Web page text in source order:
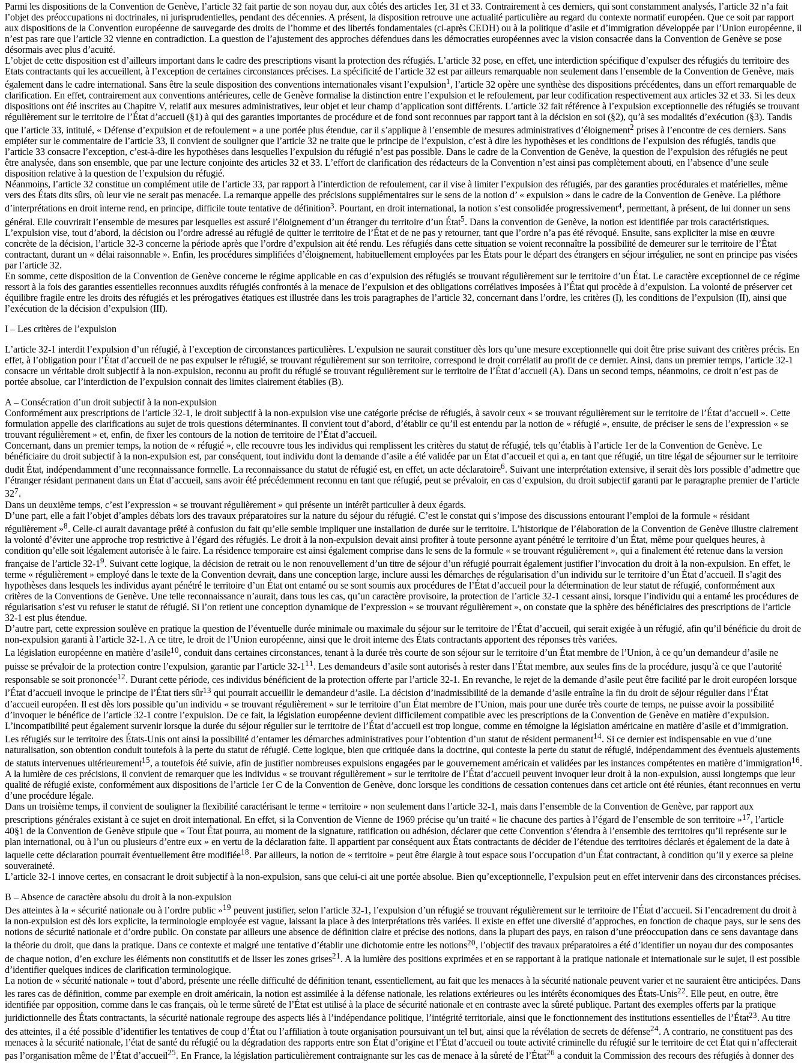
Parmi les dispositions de la Convention de Genève, l’article 32 fait partie de son noyau dur, aux côtés des articles 1er, 31 et 33. Contrairement à ces derniers, qui sont constamment analysés, l’article 32 n’a fait
l’objet des préoccupations ni doctrinales, ni jurisprudentielles, pendant des décennies. A présent, la disposition retrouve une actualité particulière au regard du contexte normatif européen. Que ce soit par rapport
aux dispositions de la Convention européenne de sauvegarde des droits de l’homme et des libertés fondamentales (ci-après CEDH) ou à la politique d’asile et d’immigration développée par l’Union européenne, il
n’est pas rare que l’article 32 vienne en contradiction. La question de l’ajustement des approches défendues dans les démocraties européennes avec la vision consacrée dans la Convention de Genève se pose
désormais avec plus d’acuité.
L’objet de cette disposition est d’ailleurs important dans le cadre des prescriptions visant la protection des réfugiés. L’article 32 pose, en effet, une interdiction spécifique d’expulser des réfugiés du territoire des
Etats contractants qui les accueillent, à l’exception de certaines circonstances précises. La spécificité de l’article 32 est par ailleurs remarquable non seulement dans l’ensemble de la Convention de Genève, mais
également dans le cadre international. Sans être la seule disposition des conventions internationales visant l’expulsion1 , l’article 32 opère une synthèse des dispositions précédentes, dans un effort remarquable de
clarification. En effet, contrairement aux conventions antérieures, celle de Genève formalise la distinction entre l’expulsion et le refoulement, par leur codification respectivement aux articles 32 et 33. Si les deux
dispositions ont été inscrites au Chapitre V, relatif aux mesures administratives, leur objet et leur champ d’application sont différents. L’article 32 fait référence à l’expulsion exceptionnelle des réfugiés se trouvant
régulièrement sur le territoire de l’État d’accueil (§1) à qui des garanties importantes de procédure et de fond sont reconnues par rapport tant à la décision en soi (§2), qu’à ses modalités d’exécution (§3). Tandis
que l’article 33, intitulé, « Défense d’expulsion et de refoulement » a une portée plus étendue, car il s’applique à l’ensemble de mesures administratives d’éloignement2 prises à l’encontre de ces derniers. Sans
empiéter sur le commentaire de l’article 33, il convient de souligner que l’article 32 ne traite que le principe de l’expulsion, c’est à dire les hypothèses et les conditions de l’expulsion des réfugiés, tandis que
l’article 33 consacre l’exception, c’est-à-dire les hypothèses dans lesquelles l’expulsion du réfugié n’est pas possible. Dans le cadre de la Convention de Genève, la question de l’expulsion des réfugiés ne peut
être analysée, dans son ensemble, que par une lecture conjointe des articles 32 et 33. L’effort de clarification des rédacteurs de la Convention n’est ainsi pas complètement abouti, en l’absence d’une seule
disposition relative à la question de l’expulsion du réfugié.
Néanmoins, l’article 32 constitue un complément utile de l’article 33, par rapport à l’interdiction de refoulement, car il vise à limiter l’expulsion des réfugiés, par des garanties procédurales et matérielles, même
vers des États dits sûrs, où leur vie ne serait pas menacée. La remarque appelle des précisions supplémentaires sur le sens de la notion d’ « expulsion » dans le cadre de la Convention de Genève. La pléthore
d’interprétations en droit interne rend, en principe, difficile toute tentative de définition3. Pourtant, en droit international, la notion s’est consolidée progressivement4, permettant, à présent, de lui donner un sens
général. Elle couvrirait l’ensemble de mesures par lesquelles est assuré l’éloignement d’un étranger du territoire d’un État5. Dans la convention de Genève, la notion est identifiée par trois caractéristiques.
L’expulsion vise, tout d’abord, la décision ou l’ordre adressé au réfugié de quitter le territoire de l’État et de ne pas y retourner, tant que l’ordre n’a pas été révoqué. Ensuite, sans expliciter la mise en œuvre
concrète de la décision, l’article 32-3 concerne la période après que l’ordre d’expulsion ait été rendu. Les réfugiés dans cette situation se voient reconnaître la possibilité de demeurer sur le territoire de l’État
contractant, durant un « délai raisonnable ». Enfin, les procédures simplifiées d’éloignement, habituellement employées par les États pour le départ des étrangers en séjour irrégulier, ne sont en principe pas visées
par l’article 32.
En somme, cette disposition de la Convention de Genève concerne le régime applicable en cas d’expulsion des réfugiés se trouvant régulièrement sur le territoire d’un État. Le caractère exceptionnel de ce régime
ressort à la fois des garanties essentielles reconnues auxdits réfugiés confrontés à la menace de l’expulsion et des obligations corrélatives imposées à l’État qui procède à d’expulsion. La volonté de préserver cet
équilibre fragile entre les droits des réfugiés et les prérogatives étatiques est illustrée dans les trois paragraphes de l’article 32, concernant dans l’ordre, les critères (I), les conditions de l’expulsion (II), ainsi que
l’exécution de la décision d’expulsion (III).
I – Les critères de l’expulsion
L’article 32-1 interdit l’expulsion d’un réfugié, à l’exception de circonstances particulières. L’expulsion ne saurait constituer dès lors qu’une mesure exceptionnelle qui doit être prise suivant des critères précis. En
effet, à l’obligation pour l’État d’accueil de ne pas expulser le réfugié, se trouvant régulièrement sur son territoire, correspond le droit corrélatif au profit de ce dernier. Ainsi, dans un premier temps, l’article 32-1
consacre un véritable droit subjectif à la non-expulsion, reconnu au profit du réfugié se trouvant régulièrement sur le territoire de l’État d’accueil (A). Dans un second temps, néanmoins, ce droit n’est pas de
portée absolue, car l’interdiction de l’expulsion connait des limites clairement établies (B).
A – Consécration d’un droit subjectif à la non-expulsion
Conformément aux prescriptions de l’article 32-1, le droit subjectif à la non-expulsion vise une catégorie précise de réfugiés, à savoir ceux « se trouvant régulièrement sur le territoire de l’État d’accueil ». Cette
formulation appelle des clarifications au sujet de trois questions déterminantes. Il convient tout d’abord, d’établir ce qu’il est entendu par la notion de « réfugié », ensuite, de préciser le sens de l’expression « se
trouvant régulièrement » et, enfin, de fixer les contours de la notion de territoire de l’État d’accueil.
Concernant, dans un premier temps, la notion de « réfugié », elle recouvre tous les individus qui remplissent les critères du statut de réfugié, tels qu’établis à l’article 1er de la Convention de Genève. Le
bénéficiaire du droit subjectif à la non-expulsion est, par conséquent, tout individu dont la demande d’asile a été validée par un État d’accueil et qui a, en tant que réfugié, un titre légal de séjourner sur le territoire
dudit État, indépendamment d’une reconnaissance formelle. La reconnaissance du statut de réfugié est, en effet, un acte déclaratoire6. Suivant une interprétation extensive, il serait dès lors possible d’admettre que
l’étranger résidant permanent dans un État d’accueil, sans avoir été précédemment reconnu en tant que réfugié, peut se prévaloir, en cas d’expulsion, du droit subjectif garanti par le paragraphe premier de l’article
327.
Dans un deuxième temps, c’est l’expression « se trouvant régulièrement » qui présente un intérêt particulier à deux égards.
D’une part, elle a fait l’objet d’amples débats lors des travaux préparatoires sur la nature du séjour du réfugié. C’est le constat qui s’impose des discussions entourant l’emploi de la formule « résidant
régulièrement »8. Celle-ci aurait davantage prêté à confusion du fait qu’elle semble impliquer une installation de durée sur le territoire. L’historique de l’élaboration de la Convention de Genève illustre clairement
la volonté d’éviter une approche trop restrictive à l’égard des réfugiés. Le droit à la non-expulsion devait ainsi profiter à toute personne ayant pénétré le territoire d’un État, même pour quelques heures, à
condition qu’elle soit légalement autorisée à le faire. La résidence temporaire est ainsi également comprise dans le sens de la formule « se trouvant régulièrement », qui a finalement été retenue dans la version
française de l’article 32-1 9. Suivant cette logique, la décision de retrait ou le non renouvellement d’un titre de séjour d’un réfugié pourrait également justifier l’invocation du droit à la non-expulsion. En effet, le
terme « régulièrement » employé dans le texte de la Convention devrait, dans une conception large, inclure aussi les démarches de régularisation d’un individu sur le territoire d’un État d’accueil. Il s’agit des
hypothèses dans lesquels les individus ayant pénétré le territoire d’un État ont entamé ou se sont soumis aux procédures de l’État d’accueil pour la détermination de leur statut de réfugié, conformément aux
critères de la Conventions de Genève. Une telle reconnaissance n’aurait, dans tous les cas, qu’un caractère provisoire, la protection de l’article 32-1 cessant ainsi, lorsque l’individu qui a entamé les procédures de
régularisation s’est vu refuser le statut de réfugié. Si l’on retient une conception dynamique de l’expression « se trouvant régulièrement », on constate que la sphère des bénéficiaires des prescriptions de l’article
32-1 est plus étendue.
D’autre part, cette expression soulève en pratique la question de l’éventuelle durée minimale ou maximale du séjour sur le territoire de l’État d’accueil, qui serait exigée à un réfugié, afin qu’il bénéficie du droit de
non-expulsion garanti à l’article 32-1. A ce titre, le droit de l’Union européenne, ainsi que le droit interne des États contractants apportent des réponses très variées.
La législation européenne en matière d’asile10, conduit dans certaines circonstances, tenant à la durée très courte de son séjour sur le territoire d’un État membre de l’Union, à ce qu’un demandeur d’asile ne
puisse se prévaloir de la protection contre l’expulsion, garantie par l’article 32-1 11 . Les demandeurs d’asile sont autorisés à rester dans l’État membre, aux seules fins de la procédure, jusqu’à ce que l’autorité
responsable se soit prononcée12. Durant cette période, ces individus bénéficient de la protection offerte par l’article 32-1. En revanche, le rejet de la demande d’asile peut être facilité par le droit européen lorsque
l’État d’accueil invoque le principe de l’État tiers sûr13 qui pourrait accueillir le demandeur d’asile. La décision d’inadmissibilité de la demande d’asile entraîne la fin du droit de séjour régulier dans l’État
d’accueil européen. Il est dès lors possible qu’un individu « se trouvant régulièrement » sur le territoire d’un État membre de l’Union, mais pour une durée très courte de temps, ne puisse avoir la possibilité
d’invoquer le bénéfice de l’article 32-1 contre l’expulsion. De ce fait, la législation européenne devient difficilement compatible avec les prescriptions de la Convention de Genève en matière d’expulsion.
L’incompatibilité peut également survenir lorsque la durée du séjour régulier sur le territoire de l’État d’accueil est trop longue, comme en témoigne la législation américaine en matière d’asile et d’immigration.
Les réfugiés sur le territoire des États-Unis ont ainsi la possibilité d’entamer les démarches administratives pour l’obtention d’un statut de résident permanent14. Si ce dernier est indispensable en vue d’une
naturalisation, son obtention conduit toutefois à la perte du statut de réfugié. Cette logique, bien que critiquée dans la doctrine, qui conteste la perte du statut de réfugié, indépendamment des éventuels ajustements
de statuts intervenues ultérieurement15, a toutefois été suivie, afin de justifier nombreuses expulsions engagées par le gouvernement américain et validées par les instances compétentes en matière d’immigration16.
A la lumière de ces précisions, il convient de remarquer que les individus « se trouvant régulièrement » sur le territoire de l’État d’accueil peuvent invoquer leur droit à la non-expulsion, aussi longtemps que leur
qualité de réfugié existe, conformément aux dispositions de l’article 1er C de la Convention de Genève, donc lorsque les conditions de cessation contenues dans cet article ont été réunies, étant reconnues en vertu
d’une procédure légale.
Dans un troisième temps, il convient de souligner la flexibilité caractérisant le terme « territoire » non seulement dans l’article 32-1, mais dans l’ensemble de la Convention de Genève, par rapport aux
prescriptions générales existant à ce sujet en droit international. En effet, si la Convention de Vienne de 1969 précise qu’un traité « lie chacune des parties à l’égard de l’ensemble de son territoire »17, l’article
40§1 de la Convention de Genève stipule que « Tout État pourra, au moment de la signature, ratification ou adhésion, déclarer que cette Convention s’étendra à l’ensemble des territoires qu’il représente sur le
plan international, ou à l’un ou plusieurs d’entre eux » en vertu de la déclaration faite. Il appartient par conséquent aux États contractants de décider de l’étendue des territoires déclarés et également de la date à
laquelle cette déclaration pourrait éventuellement être modifiée18. Par ailleurs, la notion de « territoire » peut être élargie à tout espace sous l’occupation d’un État contractant, à condition qu’il y exerce sa pleine
souveraineté.
L’article 32-1 innove certes, en consacrant le droit subjectif à la non-expulsion, sans que celui-ci ait une portée absolue. Bien qu’exceptionnelle, l’expulsion peut en effet intervenir dans des circonstances précises.
B – Absence de caractère absolu du droit à la non-expulsion
Des atteintes à la « sécurité nationale ou à l’ordre public »19 peuvent justifier, selon l’article 32-1, l’expulsion d’un réfugié se trouvant régulièrement sur le territoire de l’État d’accueil. Si l’encadrement du droit à
la non-expulsion est dès lors explicite, la terminologie employée est vague, laissant la place à des interprétations très variées. Il existe en effet une diversité d’approches, en fonction de chaque pays, sur le sens des
notions de sécurité nationale et d’ordre public. On constate par ailleurs une absence de définition claire et précise des notions, dans la plupart des pays, en raison d’une préoccupation dans ce sens davantage dans
la théorie du droit, que dans la pratique. Dans ce contexte et malgré une tentative d’établir une dichotomie entre les notions20, l’objectif des travaux préparatoires a été d’identifier un noyau dur des composantes
de chaque notion, d’en exclure les éléments non constitutifs et de lisser les zones grises21 . A la lumière des positions exprimées et en se rapportant à la pratique nationale et internationale sur le sujet, il est possible
d’identifier quelques indices de clarification terminologique.
La notion de « sécurité nationale » tout d’abord, présente une réelle difficulté de définition tenant, essentiellement, au fait que les menaces à la sécurité nationale peuvent varier et ne sauraient être anticipées. Dans
les rares cas de définition, comme par exemple en droit américain, la notion est assimilée à la défense nationale, les relations extérieures ou les intérêts économiques des États-Unis22. Elle peut, en outre, être
identifiée par opposition, comme dans le cas français, où le terme sûreté de l’État est utilisé à la place de sécurité nationale et en contraste avec la sûreté publique. Partant des exemples offerts par la pratique
juridictionnelle des États contractants, la sécurité nationale regroupe des aspects liés à l’indépendance politique, l’intégrité territoriale, ainsi que le fonctionnement des institutions essentielles de l’État23. Au titre
des atteintes, il a été possible d’identifier les tentatives de coup d’État ou l’affiliation à toute organisation poursuivant un tel but, ainsi que la révélation de secrets de défense24. A contrario, ne constituent pas des
menaces à la sécurité nationale, l’état de santé du réfugié ou la dégradation des rapports entre son État d’origine et l’État d’accueil ou toute activité criminelle du réfugié sur le territoire de cet État qui n’affecterait
pas l’organisation même de l’État d’accueil25. En France, la législation particulièrement contraignante sur les cas de menace à la sûreté de l’État26 a conduit la Commission des recours des réfugiés à donner des